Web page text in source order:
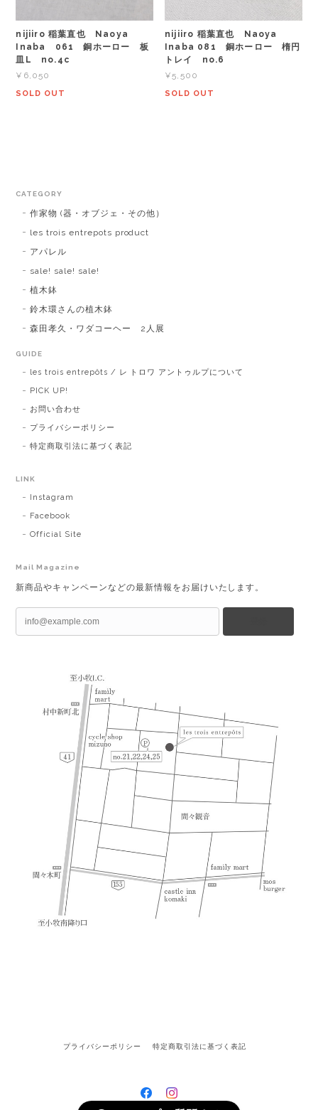
nijiiro 稲葉直也 Naoya
Inaba 061 銅ホーロー 板
皿L no.4c
¥6,050
SOLD OUT
nijiiro 稲葉直也 Naoya
Inaba 081 銅ホーロー 楕円
トレイ no.6
¥5,500
SOLD OUT
CATEGORY
作家物 (器・オブジェ・その他）
les trois entrepots product
アパレル
sale! sale! sale!
植木鉢
鈴木環さんの植木鉢
森田孝久・ワダコーヘー 2人展
GUIDE
les trois entrepôts / レ トロワ アントゥルプについて
PICK UP!
お問い合わせ
プライバシーポリシー
特定商取引法に基づく表記
LINK
Instagram
Facebook
Official Site
Mail Magazine
新商品やキャンペーンなどの最新情報をお届けいたします。
プライバシーポリシー 特定商取引法に基づく表記